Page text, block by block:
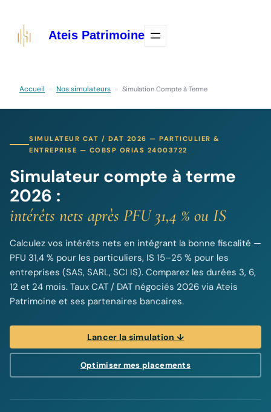
contenu
Ateis Patrimoine
Accueil » Nos simulateurs » Simulation Compte à Terme
SIMULATEUR CAT / DAT 2026 — PARTICULIER &
ENTREPRISE — COBSP ORIAS 24003722
Simulateur compte à terme
2026 :
intérêts nets après PFU 31,4 % ou IS
Calculez vos intérêts nets en intégrant la bonne fiscalité —
PFU 31,4 % pour les particuliers, IS 15–25 % pour les
entreprises (SAS, SARL, SCI IS). Comparez les durées 3, 6,
12 et 24 mois. Taux CAT / DAT négociés 2026 via Ateis
Patrimoine et ses partenaires bancaires.
Lancer la simulation ↓
Optimiser mes placements